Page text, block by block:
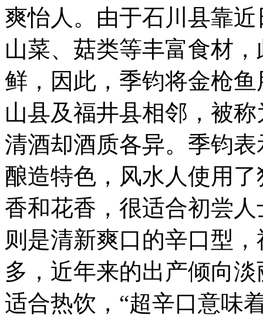
爽怡人。由于石川县靠
山菜、菇类等丰富食材
鲜，因此，季钧将金枪
山县及福井县相邻，被
清酒却酒质各异。季钧
酿造特色，风水人使用
香和花香，很适合初尝
则是清新爽口的辛口型
多，近年来的出产倾向
适合热饮，“超辛口意味